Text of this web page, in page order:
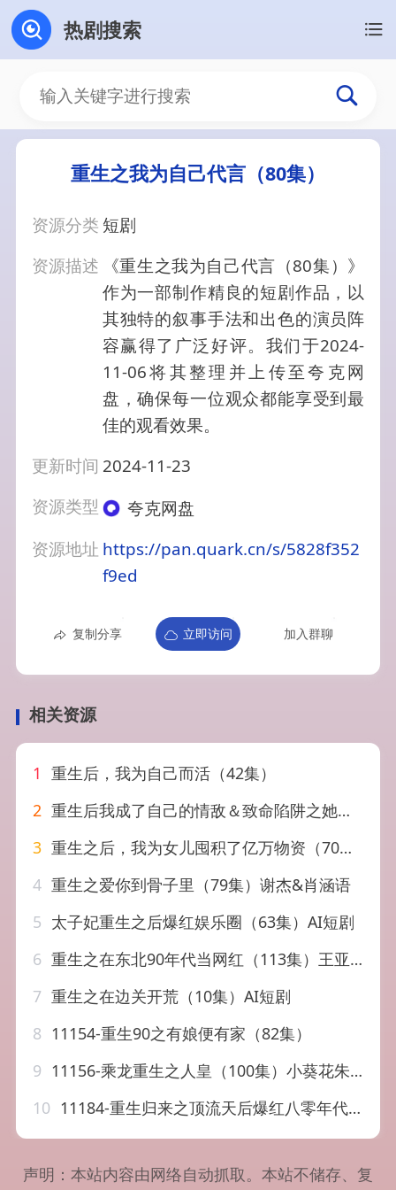
热剧搜索
重生之我为自己代言（80集）
资源分类 短剧
资源描述
《重生之我为自己代言（80集）》
作为一部制作精良的短剧作品，以
其独特的叙事手法和出色的演员阵
容赢得了广泛好评。我们于2024-
11-06将其整理并上传至夸克网
盘，确保每一位观众都能享受到最
佳的观看效果。
更新时间 2024-11-23
资源类型
夸克网盘
资源地址 https://pan.quark.cn/s/5828f352
f9ed
复制分享 立即访问 加入群聊
相关资源
1 重生后，我为自己而活（42集）
2 重生后我成了自己的情敌＆致命陷阱之她的谎言（61集）杨洛仟
3 重生之后，我为女儿囤积了亿万物资（70集）
4 重生之爱你到骨子里（79集）谢杰&肖涵语
5 太子妃重生之后爆红娱乐圈（63集）AI短剧
6 重生之在东北90年代当网红（113集）王亚东&苗瀚予
7 重生之在边关开荒（10集）AI短剧
8 11154-重生90之有娘便有家（82集）
9 11156-乘龙重生之人皇（100集）小葵花朱朱
10 11184-重生归来之顶流天后爆红八零年代（83集）
声明：本站内容由网络自动抓取。本站不储存、复